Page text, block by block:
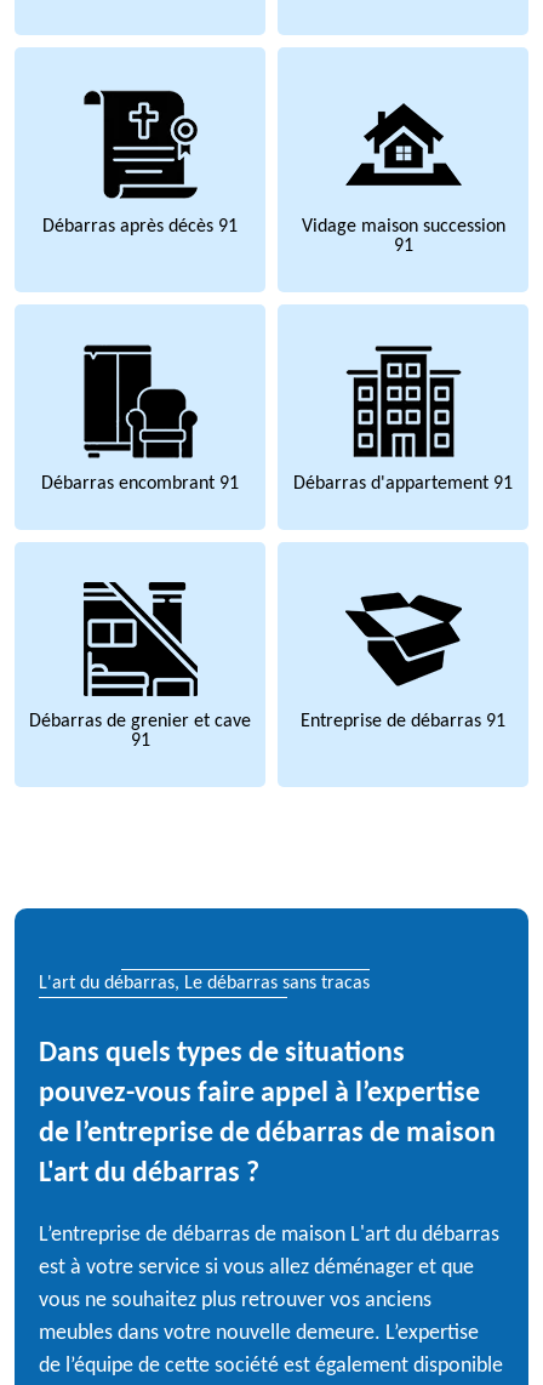
Débarras après décès 91
Vidage maison succession
91
Débarras encombrant 91 Débarras d'appartement 91
Débarras de grenier et cave
91
Entreprise de débarras 91
L'art du débarras, Le débarras sans tracas
Dans quels types de situations
pouvez-vous faire appel à l’expertise
de l’entreprise de débarras de maison
L'art du débarras ?
L’entreprise de débarras de maison L'art du débarras
est à votre service si vous allez déménager et que
vous ne souhaitez plus retrouver vos anciens
meubles dans votre nouvelle demeure. L’expertise
de l’équipe de cette société est également disponible